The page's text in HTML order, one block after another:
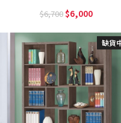
6,700 6,000
缺貨